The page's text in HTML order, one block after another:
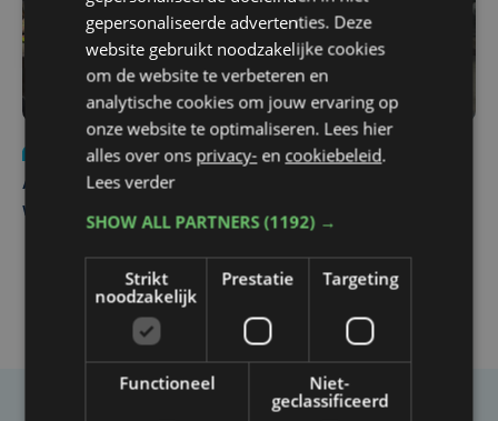
Nieuws
do 30 juli | 12:57
Autobestuurster rijdt na foutief manoeuvre tegen
winkelgevel in Ieper
gepersonaliseerde advertenties. Deze
website gebruikt noodzakelijke cookies
om de website te verbeteren en
analytische cookies om jouw ervaring op
onze website te optimaliseren. Lees hier
alles over ons privacy- en cookiebeleid.
Lees verder
SHOW ALL PARTNERS(1192) →
Strikt
noodzakelijk
Prestatie Targeting
Functioneel
Niet-
geclassificeerd